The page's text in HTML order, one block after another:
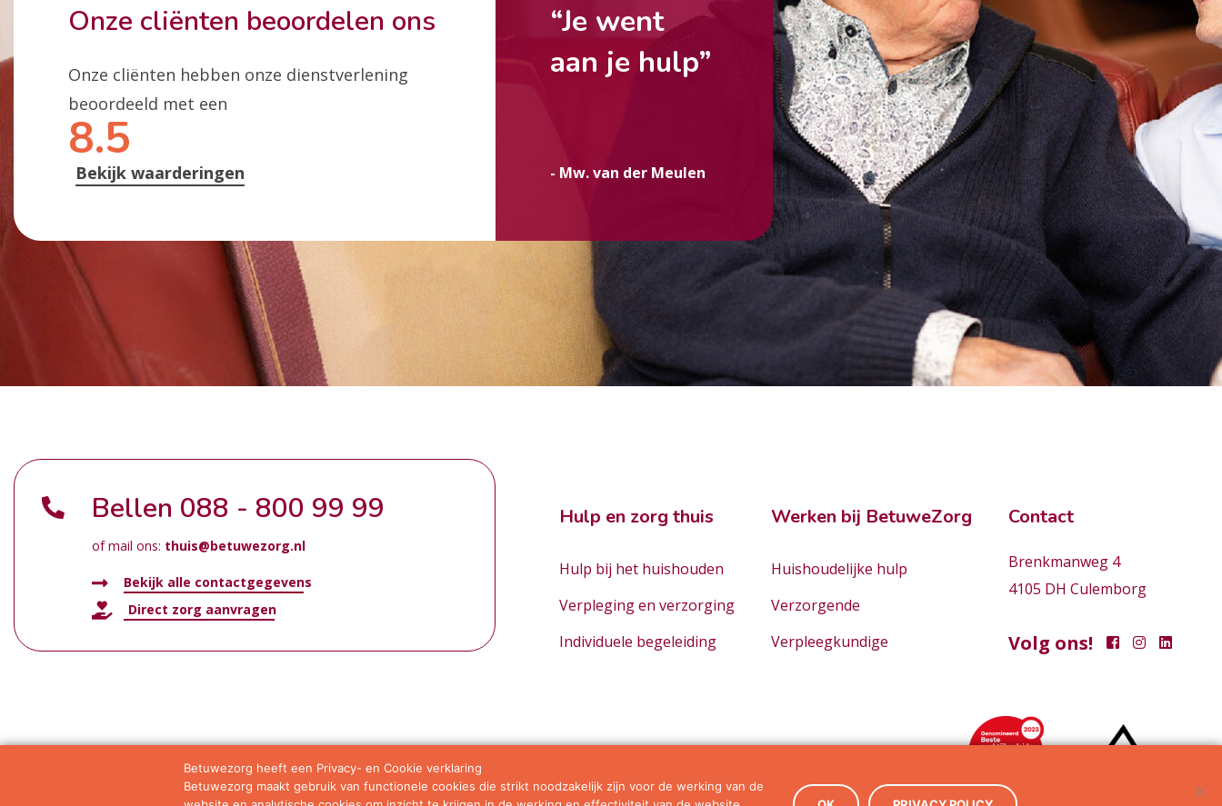
Onze cliënten beoordelen ons
Onze cliënten hebben onze dienstverlening
beoordeeld met een
8.5
Bekijk waarderingen
“Je went
aan je hulp”
- Mw. van der Meulen
Bellen 088 - 800 99 99
of mail ons: thuis@betuwezorg.nl
Bekijk alle contactgegevens
Direct zorg aanvragen
Hulp en zorg thuis
Hulp bij het huishouden
Verpleging en verzorging
Individuele begeleiding
Werken bij BetuweZorg
Huishoudelijke hulp
Verzorgende
Verpleegkundige
Contact
Brenkmanweg 4
4105 DH Culemborg
Volg ons!
Privacy statement Algemene voorwaarden
Betuwezorg heeft een Privacy- en Cookie verklaring
Betuwezorg maakt gebruik van functionele cookies die strikt noodzakelijk zijn voor de werking van de